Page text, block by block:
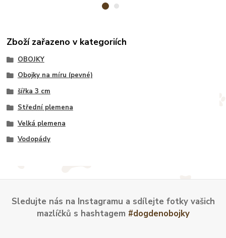
Zboží zařazeno v kategoriích
OBOJKY
Obojky na míru (pevné)
šířka 3 cm
Střední plemena
Velká plemena
Vodopády
Sledujte nás na Instagramu a sdílejte fotky vašich
mazlíčků s hashtagem #dogdenobojky